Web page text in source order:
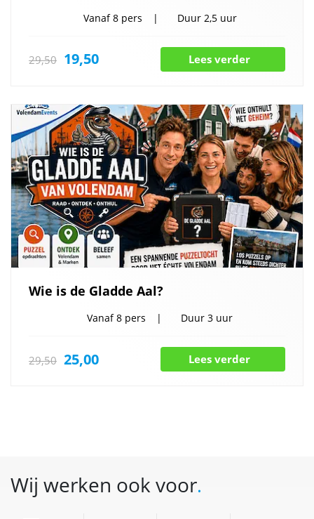
Vanaf8 pers Duur 2,5 uur
29,50 19,50 Lees verder
Wie is de Gladde Aal?
Vanaf8 pers Duur 3 uur
29,50 25,00 Lees verder
Wij werken ook voor.